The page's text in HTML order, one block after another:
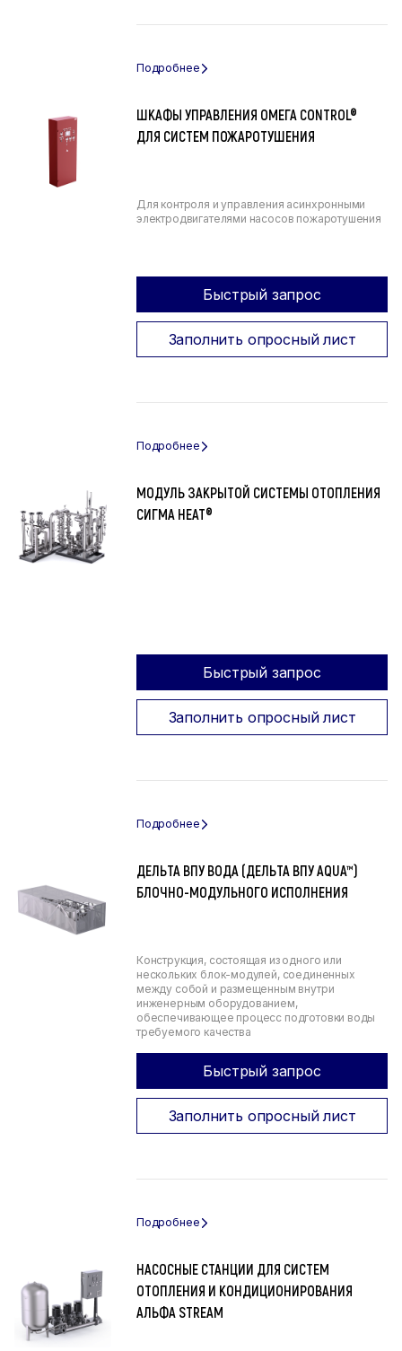
ШКАФЫ УПРАВЛЕНИЯ ОМЕГА CONTROL®
ДЛЯ СИСТЕМ ПОЖАРОТУШЕНИЯ
Для контроля и управления асинхронными
электродвигателями насосов пожаротушения
Быстрый запрос
Заполнить опросный лист
МОДУЛЬ ЗАКРЫТОЙ СИСТЕМЫ ОТОПЛЕНИЯ
СИГМА HEAT®
Быстрый запрос
Заполнить опросный лист
ДЕЛЬТА ВПУ ВОДА (ДЕЛЬТА ВПУ AQUA™)
БЛОЧНО-МОДУЛЬНОГО ИСПОЛНЕНИЯ
Конструкция, состоящая из одного или
нескольких блок-модулей, соединенных
между собой и размещенным внутри
инженерным оборудованием,
обеспечивающее процесс подготовки воды
требуемого качества
Быстрый запрос
Заполнить опросный лист
НАСОСНЫЕ СТАНЦИИ ДЛЯ СИСТЕМ
ОТОПЛЕНИЯ И КОНДИЦИОНИРОВАНИЯ
АЛЬФА STREAM